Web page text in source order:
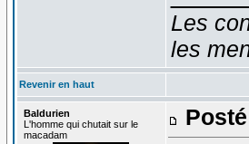
Les
les
Revenir en haut
Baldurien
L'homme qui chutait sur le
macadam